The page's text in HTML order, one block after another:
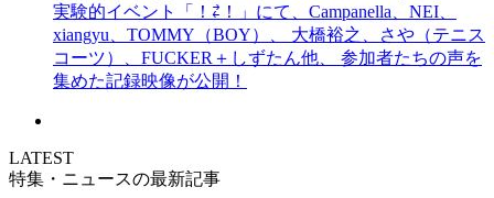
実験的イベント「！⇄！」にて、Campanella、NEI、
xiangyu、TOMMY（BOY）、 大橋裕之、さや（テニス
コーツ）、FUCKER＋しずたん他、 参加者たちの声を
集めた記録映像が公開！
LATEST
特集・ニュースの最新記事